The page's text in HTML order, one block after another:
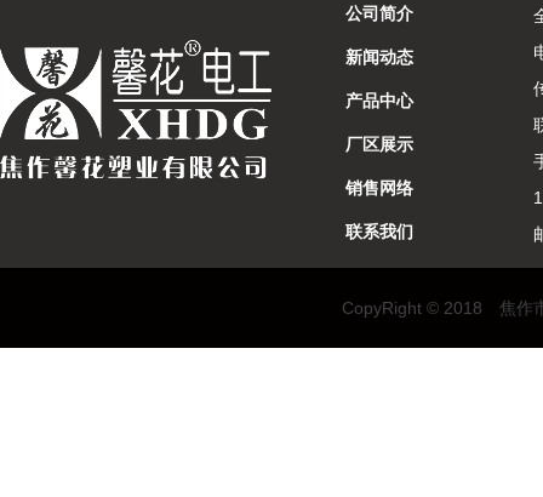
公司简介
新闻动态
产品中心
厂区展示
销售网络
联系我们
CopyRight © 2018 焦